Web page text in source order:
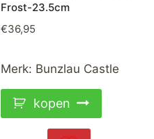
Frost-23.5cm
€36,95
Merk: Bunzlau Castle
kopen